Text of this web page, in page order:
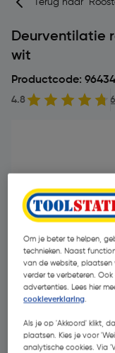
Terug naar
Deurventilatie
wit
Productcode: 96434
4.8
Om je beter te helpen,
technieken. Naast
van de website, plaatsen
verder te verbeteren.
advertenties. Lees hier
cookieverklaring.
Als je op 'Akkoord' klikt,
plaatsen. Kies je voor
analytische cookies. Via